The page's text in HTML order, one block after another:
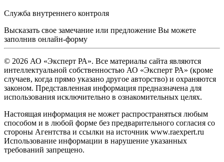
Служба внутреннего контроля
Высказать свое замечание или предложение Вы можете
заполнив онлайн-форму
© 2026 АО «Эксперт РА». Все материалы сайта являются
интеллектуальной собственностью АО «Эксперт РА» (кроме
случаев, когда прямо указано другое авторство) и охраняются
законом. Представленная информация предназначена для
использования исключительно в ознакомительных целях.
Настоящая информация не может распространяться любым
способом и в любой форме без предварительного согласия со
стороны Агентства и ссылки на источник www.raexpert.ru
Использование информации в нарушение указанных
требований запрещено.